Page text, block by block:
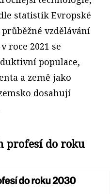
statistik Evropské
vzdělávání
roce 2021 se
populace,
a země jako
dosahují
profesí do roku